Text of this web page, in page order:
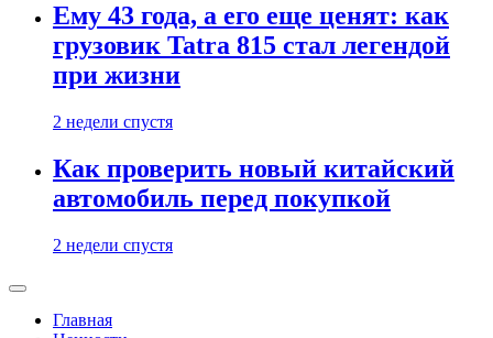
Ему 43 года, а его еще ценят: как
грузовик Tatra 815 стал легендой
при жизни
2 недели спустя
Как проверить новый китайский
автомобиль перед покупкой
2 недели спустя
Главная